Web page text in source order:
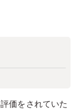
価をされていた